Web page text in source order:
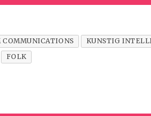
COMMUNICATIONS KUNSTIG
FOLK